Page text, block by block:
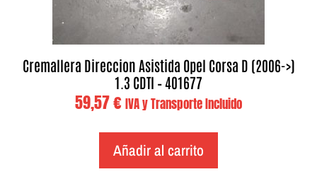
Cremallera Direccion Asistida Opel Corsa D (2006->)
1.3 CDTI – 401677
59,57€ IVA y Transporte Incluido
Añadir al carrito